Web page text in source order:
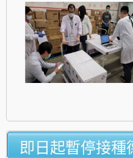
即日起暫停接種